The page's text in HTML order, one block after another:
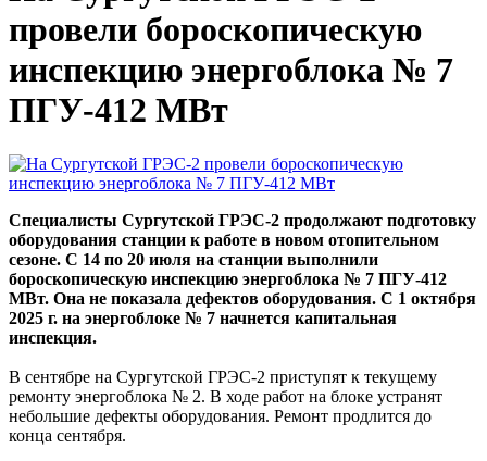
провели бороскопическую
инспекцию энергоблока № 7
ПГУ-412 МВт
Специалисты Сургутской ГРЭС-2 продолжают подготовку
оборудования станции к работе в новом отопительном
сезоне. С 14 по 20 июля на станции выполнили
бороскопическую инспекцию энергоблока № 7 ПГУ-412
МВт. Она не показала дефектов оборудования. С 1 октября
2025 г. на энергоблоке № 7 начнется капитальная
инспекция.
В сентябре на Сургутской ГРЭС-2 приступят к текущему
ремонту энергоблока № 2. В ходе работ на блоке устранят
небольшие дефекты оборудования. Ремонт продлится до
конца сентября.